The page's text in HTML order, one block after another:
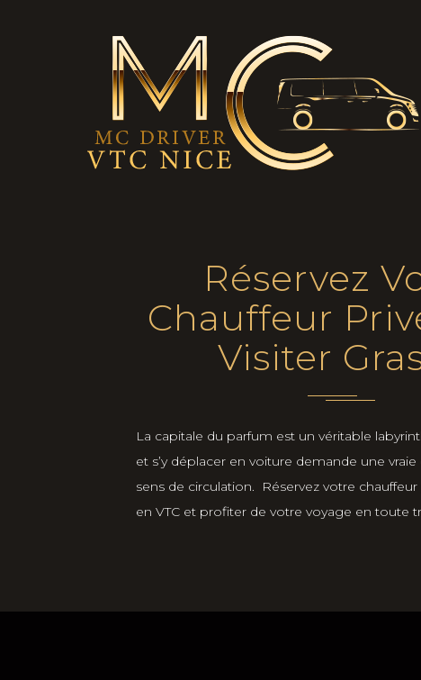
Réservez
Chauffeur
Visiter
La capitale du parfum est un véritable
et s’y déplacer en voiture demande une
sens de circulation. Réservez votre
en VTC et profiter de votre voyage en toute